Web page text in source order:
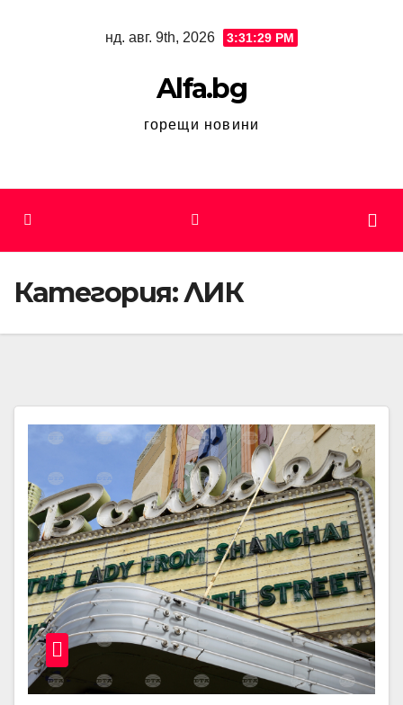
нд. авг. 9th, 2026 3:31:29 PM
Alfa.bg
горещи новини
Категория:ЛИК